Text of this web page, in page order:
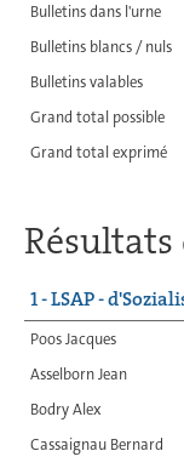
Bulletins dans l'urne
Bulletins blancs / nuls
Bulletins valables
Grand total possible
Grand total exprimé
1 - LSAP -
Poos Jacques
Asselborn Jean
Bodry Alex
Cassaignau Bernard